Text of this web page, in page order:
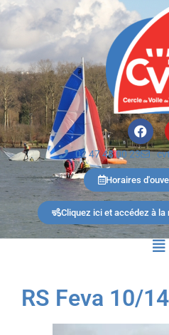
02 47 48 00 23
Horaires
Cliquez ici et accédez à la
RS Feva 10/